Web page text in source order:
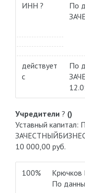
ИНН ?
По
действует
с
По
Учредители ? ()
Уставный капитал:
10 000,00 руб.
100%
Крючков
По